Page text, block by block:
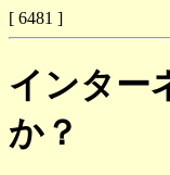
[ 6481 ]
インター
か？